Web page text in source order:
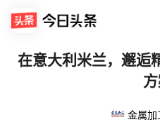
在意大利米兰，邂逅
金属加